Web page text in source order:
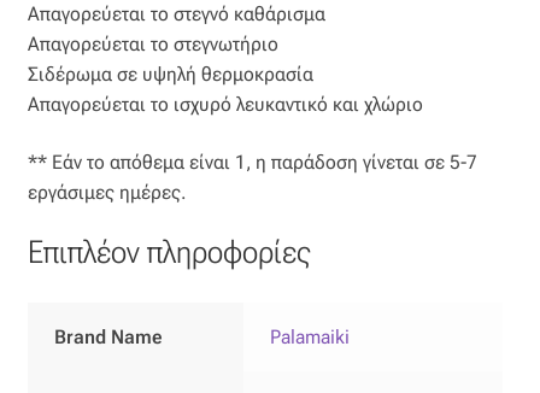
Απαγορεύεται το στεγνό καθάρισμα
Απαγορεύεται το στεγνωτήριο
Σιδέρωμα σε υψηλή θερμοκρασία
Απαγορεύεται το ισχυρό λευκαντικό και χλώριο
** Εάν το απόθεμα είναι 1, η παράδοση γίνεται σε 5-7
εργάσιμες ημέρες.
Επιπλέον πληροφορίες
Brand Name Palamaiki